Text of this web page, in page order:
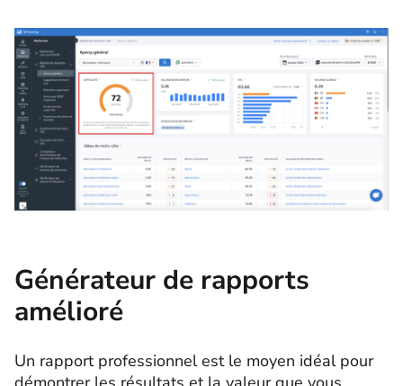
Générateur de rapports
amélioré
Un rapport professionnel est le moyen idéal pour